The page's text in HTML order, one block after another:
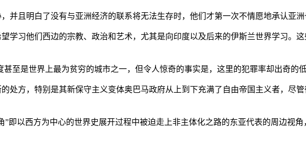
并且明白了没有与亚洲经济的联系将无法生存时，他们才第一次不情愿地承认亚洲
学习他们西边的宗教、政治和艺术，尤其是向印度以及后来的伊斯兰世界学习。
甚至是世界上最为贫穷的城市之一，但令人惊奇的事实是，这里的犯罪率却出奇的
处方，特别是其新保守主义变体奥巴马政府从上到下充满了自由帝国主义者，尽
”即以西方为中心的世界史展开过程中被迫走上非主体化之路的东亚代表的周边视